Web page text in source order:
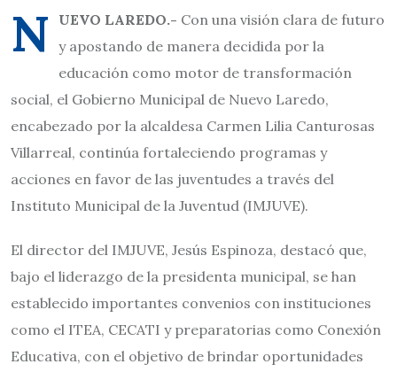
N UEVO LAREDO.- Con una visión clara de futuro
y apostando de manera decidida por la
educación como motor de transformación
social, el Gobierno Municipal de Nuevo Laredo,
encabezado por la alcaldesa Carmen Lilia Canturosas
Villarreal, continúa fortaleciendo programas y
acciones en favor de las juventudes a través del
Instituto Municipal de la Juventud (IMJUVE).
El director del IMJUVE, Jesús Espinoza, destacó que,
bajo el liderazgo de la presidenta municipal, se han
establecido importantes convenios con instituciones
como el ITEA, CECATI y preparatorias como Conexión
Educativa, con el objetivo de brindar oportunidades